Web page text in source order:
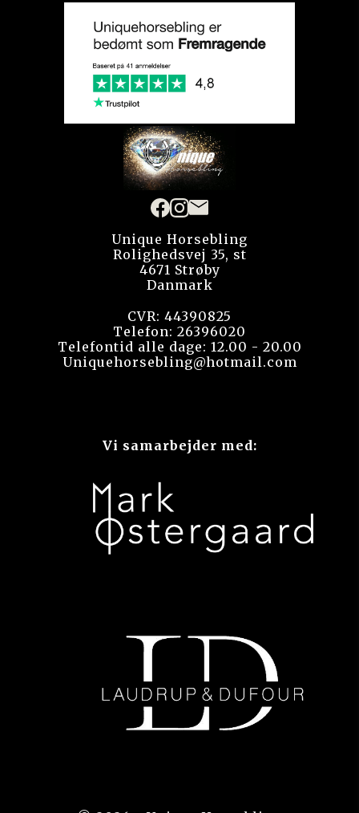
Unique Horsebling
Rolighedsvej 35, st
4671 Strøby
Danmark
CVR: 44390825
Telefon: 26396020
Telefontid alle dage: 12.00 - 20.00
Uniquehorsebling@hotmail.com
Vi samarbejder med: